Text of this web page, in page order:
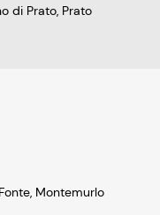
di Prato, Prato
Montemurlo